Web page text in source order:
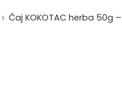
Čaj KOKOTAC herba 50g